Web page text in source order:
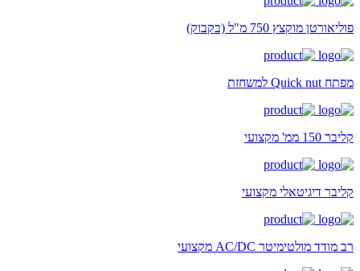
פוליאורטן מוקצץ 750 מ"ל (בקבוק)
מפתח Quick nut למשחזת
קליבר 150 ממ' מקצועי
קליבר דיגיטאלי מקצועי
רב מודד מולטימיטר AC/DC מקצועי